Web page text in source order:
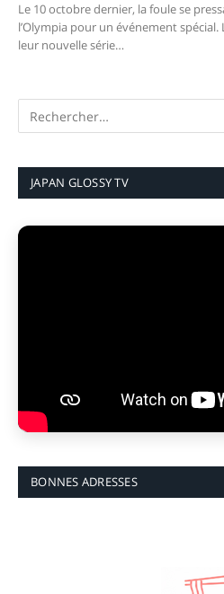
Le 10 octobre dernier, la foule se
l’Olympia pour un événement
leur nouvelle série…
JAPAN GLOSSY TV
BONNES ADRESSES